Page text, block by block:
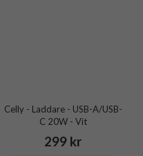
Celly - Laddare - USB-A/USB-
C 20W - Vit
299 kr